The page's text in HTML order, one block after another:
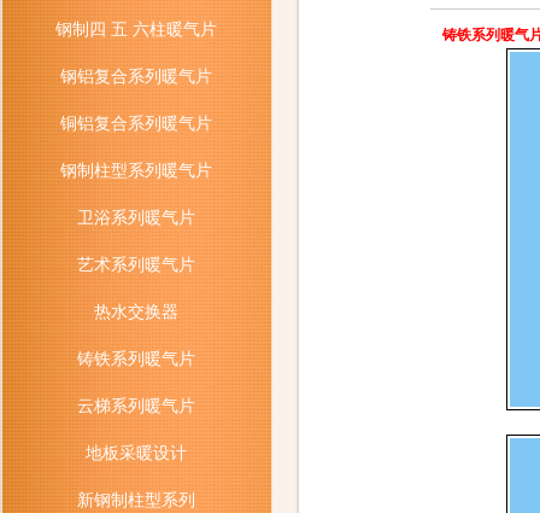
钢制四 五 六柱暖气片
钢铝复合系列暖气片
铜铝复合系列暖气片
钢制柱型系列暖气片
卫浴系列暖气片
艺术系列暖气片
热水交换器
铸铁系列暖气片
云梯系列暖气片
地板采暖设计
新钢制柱型系列
铸铁系列暖气